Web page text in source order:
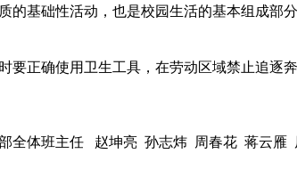
的基础性活动，也是校园生活的基本组成部
正确使用卫生工具，在劳动区域禁止追逐
部全体班主任 赵坤亮 孙志炜 周春花 蒋云雁